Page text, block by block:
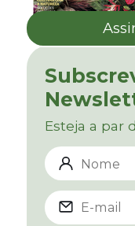
Esteja a par